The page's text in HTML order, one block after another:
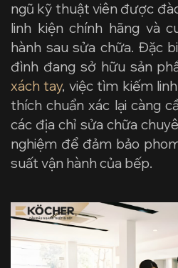
ngũ kỹ thuật viên được
linh kiện chính hãng và
hành sau sửa chữa. Đặc
đình đang sở hữu sản
xách tay, việc tìm kiếm
thích chuẩn xác lại càng
các địa chỉ sửa chữa
nghiệm để đảm bảo
suất vận hành của bếp.